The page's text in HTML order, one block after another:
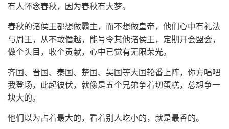
有人怀念春秋，因为春秋有大梦。
春秋的诸侯王都想做霸主，而不想做皇帝，他们心中有礼法
与周王，从不敢僭越，能号令其他诸侯王，定期开会盟会，
做个头目，收个贡献，心中已觉有无限荣光。
齐国、晋国、秦国、楚国、吴国等大国轮番上阵，你方唱吧
我登场，此起彼伏，就像是五个兄弟争着切蛋糕，总想争一
块大的。
他们以为占着最大的，看着别人吃小的，就是最香的。